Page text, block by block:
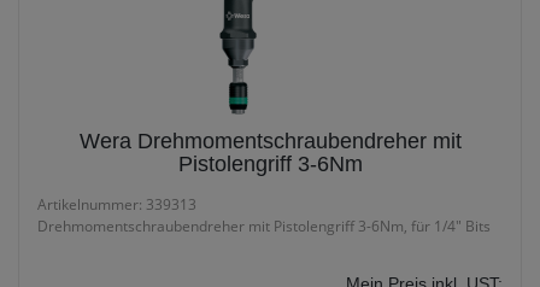
Wera Drehmomentschraubendreher mit
Pistolengriff 3-6Nm
Artikelnummer: 339313
Drehmomentschraubendreher mit Pistolengriff 3-6Nm, für 1/4" Bits